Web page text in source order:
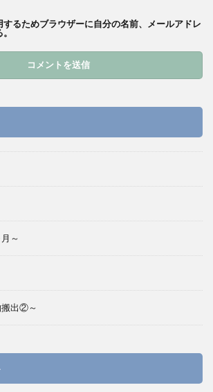
るためブラウザーに自分の名前、メールアドレ
～
搬出②～